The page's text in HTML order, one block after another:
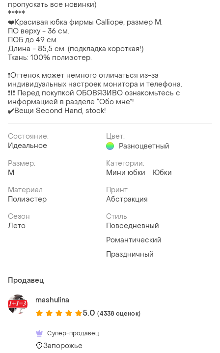
пропускать все новинки)
*****
❤️Красивая юбка фирмы Calliope, размер М.
ПО верху - 36 см.
ПОБ до 49 см.
Длина - 85,5 см. (подкладка короткая!)
Ткань: 100% полиэстер.
❗Оттенок может немного отличаться из-за
индивидуальных настроек монитора и телефона.
❗❗❗ Перед покупкой ОБОВЯЗИВО ознакомьтесь с
информацией в разделе “Обо мне”!
✔️Вещи Second Hand, stock!
Состояние:
Идеальное
Цвет:
Разноцветный
Размер:
M
Категории:
Мини юбки
Юбки
Материал
Полиэстер
Принт
Абстракция
Сезон
Лето
Стиль
Повседневный
Романтический
Праздничный
Продавец
mashulina
5.0 (4338 оценок)
Супер-продавец
Запорожье